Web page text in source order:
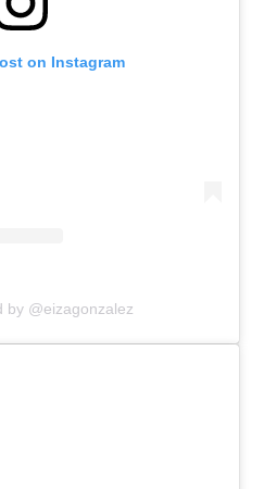
on Instagram
by @eizagonzalez